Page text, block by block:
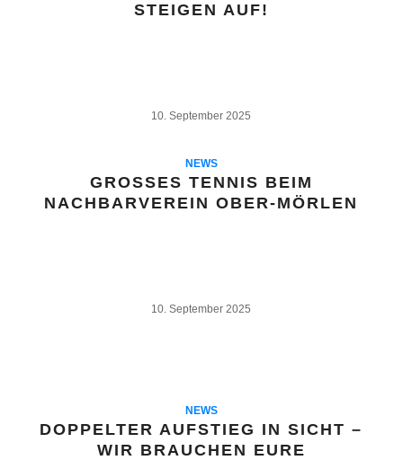
STEIGEN AUF!
10. September 2025
NEWS
GROSSES TENNIS BEIM N
ACHBARVEREIN OBER-MÖRLEN
10. September 2025
NEWS
DOPPELTER AUFSTIEG IN SICHT –
WIR BRAUCHEN EURE